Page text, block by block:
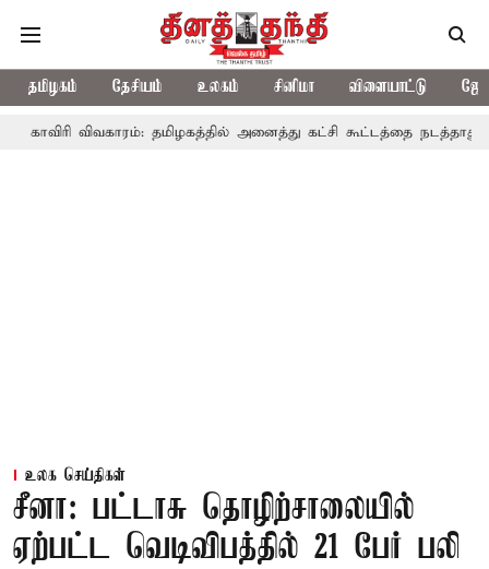
தமிழகம் தேசியம் உலகம் சினிமா விளையாட்டு
தமிழகத்தில் அனைத்து கட்சி கூட்டத்தை நடத்தாது ஏன்?
உலக செய்திகள்
சீனா: பட்டாசு தொழிற்சாலையில்
ஏற்பட்ட வெடிவிபத்தில் 21 பேர் பலி